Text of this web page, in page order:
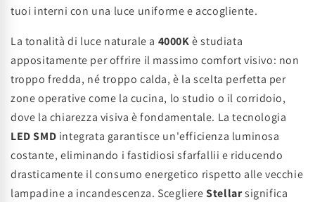
tuoi interni con una luce uniforme e accogliente.
La tonalità di luce naturale a 4000Kè studiata
appositamente per offrire il massimo comfort visivo: non
troppo fredda, né troppo calda, è la scelta perfetta per
zone operative come la cucina, lo studio o il corridoio,
dove la chiarezza visiva è fondamentale. La tecnologia
LED SMD integrata garantisce un'efficienza luminosa
costante, eliminando i fastidiosi sfarfallii e riducendo
drasticamente il consumo energetico rispetto alle vecchie
lampadine a incandescenza. ScegliereStellarsignifica